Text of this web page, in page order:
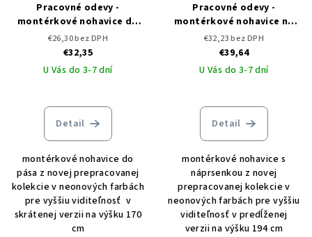
Pracovné odevy -
montérkové nohavice do
pása ARDON NEON skrátené
€26,30 bez DPH
€32,35
U Vás do 3-7 dní
Detail
montérkové nohavice do
pása z novej prepracovanej
kolekcie v neonových farbách
pre vyššiu viditeľnosť v
skrátenej verzii na výšku 170
cm
Pracovné odevy -
montérkové nohavice na
traky ARDON NEON
predĺžené
€32,23 bez DPH
€39,64
U Vás do 3-7 dní
Detail
montérkové nohavice s
náprsenkou z novej
prepracovanej kolekcie v
neonových farbách pre vyššiu
viditeľnosť v predĺženej
verzii na výšku 194 cm